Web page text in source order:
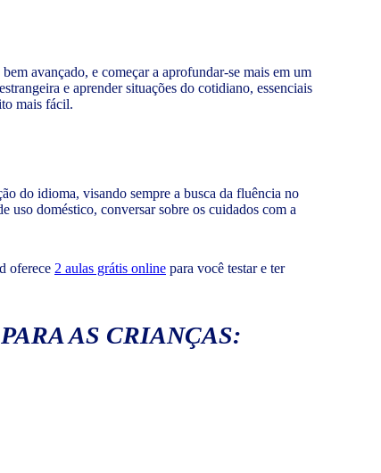
avançado, e começar a aprofundar-se mais em um
e aprender situações do cotidiano, essenciais
mais fácil.
do idioma, visando sempre a busca da fluência no
uso doméstico, conversar sobre os cuidados com a
oferece 2 aulas grátis online para você testar e ter
AS CRIANÇAS: